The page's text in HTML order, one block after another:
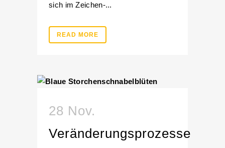
sich im Zeichen-...
READ MORE
28 Nov.
Veränderungsprozesse